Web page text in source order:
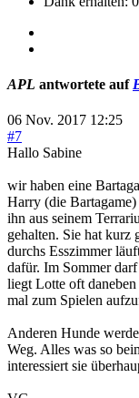
APL antwortete auf
06 Nov. 2017 12:25
#7
Hallo Sabine
wir haben eine
Harry (die
ihn aus seinem
gehalten. Sie hat kurz
durchs Esszimmer
dafür. Im Sommer
liegt Lotte oft
mal zum Spielen
Anderen Hunde
Weg. Alles was so
interessiert sie